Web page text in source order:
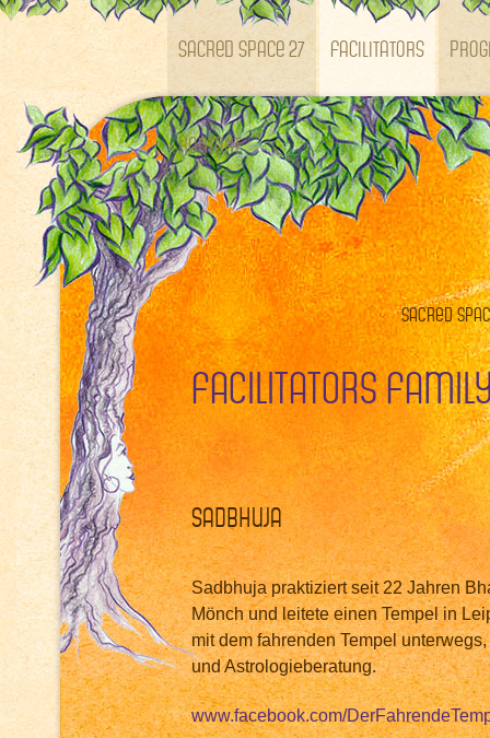
SACRED SPACE 27 Facilitators
Kontakt
Sacred
Facilitators
Sadbhuja
Sadbhuja praktiziert seit 22 Jahren
Mönch und leitete einen Tempel in
mit dem fahrenden Tempel
und Astrologieberatung.
www.facebook.com/